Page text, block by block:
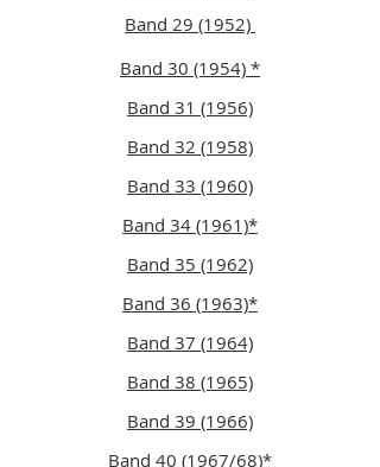
Band 29 (1952)
Band 30 (1954) *
Band 31 (1956)
Band 32 (1958)
Band 33 (1960)
Band 34 (1961)*
Band 35 (1962)
Band 36 (1963)*
Band 37 (1964)
Band 38 (1965)
Band 39 (1966)
Band 40 (1967/68)*